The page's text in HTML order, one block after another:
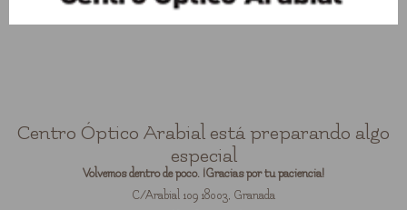
Centro Óptico Arabial está preparando algo
especial
Volvemos dentro de poco. ¡Gracias por tu paciencia!
C/Arabial 109 18003, Granada